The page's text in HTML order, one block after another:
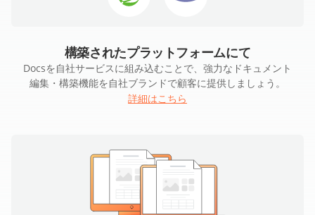
構築されたプラットフォームにて
Docsを自社サービスに組み込むことで、強力なドキュメント
編集・構築機能を自社ブランドで顧客に提供しましょう。
詳細はこちら